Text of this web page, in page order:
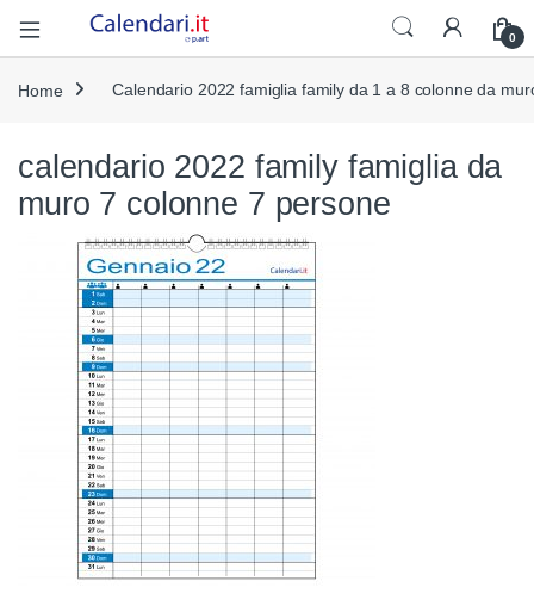
Open
0
Home Calendario 2022 famiglia family da 1 a 8 colonne da
calendario 2022 family famiglia da
muro 7 colonne 7 persone